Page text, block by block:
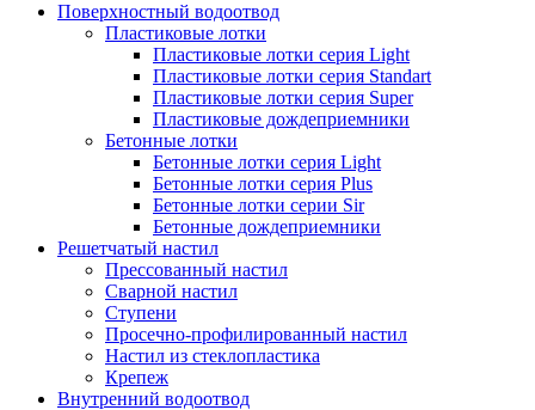
Поверхностный водоотвод
Пластиковые лотки
Пластиковые лотки серия Light
Пластиковые лотки серия Standart
Пластиковые лотки серия Super
Пластиковые дождеприемники
Бетонные лотки
Бетонные лотки серия Light
Бетонные лотки серия Plus
Бетонные лотки серии Sir
Бетонные дождеприемники
Решетчатый настил
Прессованный настил
Сварной настил
Ступени
Просечно-профилированный настил
Настил из стеклопластика
Крепеж
Внутренний водоотвод